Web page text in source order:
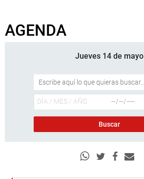
AGENDA
Jueves 14 de mayo